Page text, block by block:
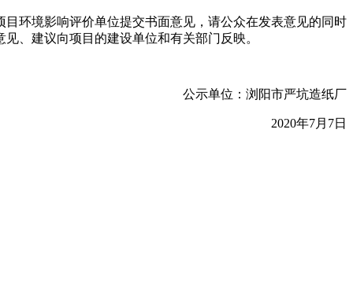
环境影响评价单位提交书面意见，请公众在发表意见的同时
、建议向项目的建设单位和有关部门反映。
公示单位：浏阳市严坑造纸厂
2020年7月7日